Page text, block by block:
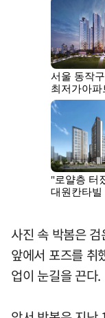
사진 속 박봄은
앞에서 포즈를 취
업이 눈길을 끈다.